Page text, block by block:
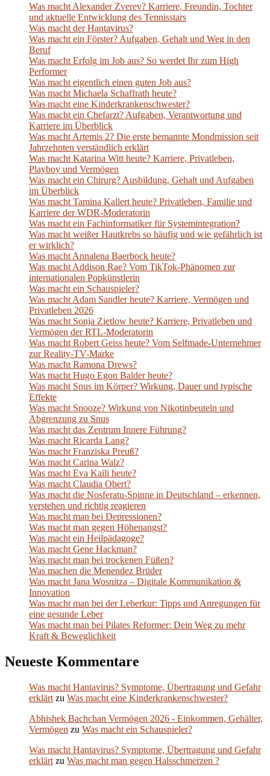
Was macht Alexander Zverev? Karriere, Freundin, Tochter
und aktuelle Entwicklung des Tennisstars
Was macht der Hantavirus?
Was macht ein Förster? Aufgaben, Gehalt und Weg in den
Beruf
Was macht Erfolg im Job aus? So werdet Ihr zum High
Performer
Was macht eigentlich einen guten Job aus?
Was macht Michaela Schaffrath heute?
Was macht eine Kinderkrankenschwester?
Was macht ein Chefarzt? Aufgaben, Verantwortung und
Karriere im Überblick
Was macht Artemis 2? Die erste bemannte Mondmission seit
Jahrzehnten verständlich erklärt
Was macht Katarina Witt heute? Karriere, Privatleben,
Playboy und Vermögen
Was macht ein Chirurg? Ausbildung, Gehalt und Aufgaben
im Überblick
Was macht Tamina Kallert heute? Privatleben, Familie und
Karriere der WDR-Moderatorin
Was macht ein Fachinformatiker für Systemintegration?
Was macht weißer Hautkrebs so häufig und wie gefährlich ist
er wirklich?
Was macht Annalena Baerbock heute?
Was macht Addison Rae? Vom TikTok-Phänomen zur
internationalen Popkünstlerin
Was macht ein Schauspieler?
Was macht Adam Sandler heute? Karriere, Vermögen und
Privatleben 2026
Was macht Sonja Zietlow heute? Karriere, Privatleben und
Vermögen der RTL-Moderatorin
Was macht Robert Geiss heute? Vom Selfmade-Unternehmer
zur Reality-TV-Marke
Was macht Ramona Drews?
Was macht Hugo Egon Balder heute?
Was macht Snus im Körper? Wirkung, Dauer und typische
Effekte
Was macht Snooze? Wirkung von Nikotinbeuteln und
Abgrenzung zu Snus
Was macht das Zentrum Innere Führung?
Was macht Ricarda Lang?
Was macht Franziska Preuß?
Was macht Carina Walz?
Was macht Eva Kaili heute?
Was macht Claudia Obert?
Was macht die Nosferatu-Spinne in Deutschland – erkennen,
verstehen und richtig reagieren
Was macht man bei Depressionen?
Was macht man gegen Höhenangst?
Was macht ein Heilpädagoge?
Was macht Gene Hackman?
Was macht man bei trockenen Füßen?
Was machen die Menendez Brüder
Was macht Jana Wosnitza – Digitale Kommunikation &
Innovation
Was macht man bei der Leberkur: Tipps und Anregungen für
eine gesunde Leber
Was macht man bei Pilates Reformer: Dein Weg zu mehr
Kraft & Beweglichkeit
Neueste Kommentare
Was macht Hantavirus? Symptome, Übertragung und Gefahr
erklärt zu Was macht eine Kinderkrankenschwester?
Abhishek Bachchan Vermögen 2026 - Einkommen, Gehälter,
Vermögen zu Was macht ein Schauspieler?
Was macht Hantavirus? Symptome, Übertragung und Gefahr
erklärt zu Was macht man gegen Halsschmerzen ?